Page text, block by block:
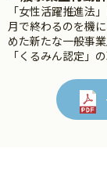
「女性活躍推進法
月で終わるのを機
めた新たな一般事
「くるみん認定」